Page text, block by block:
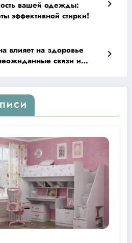
вашей одежды:
эффективной стирки!
влияет на здоровье
связи и